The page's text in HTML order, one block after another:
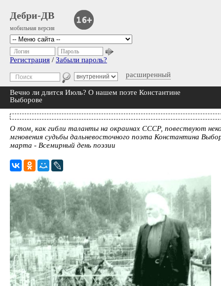
Дебри-ДВ
мобильная версия
расширенный
Логин Пароль
Регистрация / Забыли пароль?
Вечно ли длится Июль? О нашем поэте Константине
Выборове
О том, как гибли таланты на окраинах СССР, повествуют
мгновения судьбы дальневосточного поэта Константина
марта - Всемирный день поэзии